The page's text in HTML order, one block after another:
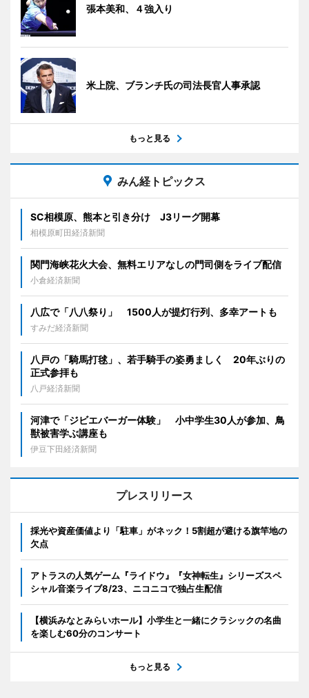
張本美和、４強入り
米上院、ブランチ氏の司法長官人事承認
もっと見る
みん経トピックス
SC相模原、熊本と引き分け J3リーグ開幕
相模原町田経済新聞
関門海峡花火大会、無料エリアなしの門司側をライブ配信
小倉経済新聞
八広で「八八祭り」 1500人が提灯行列、多幸アートも
すみだ経済新聞
八戸の「騎馬打毬」、若手騎手の姿勇ましく 20年ぶりの
正式参拝も
八戸経済新聞
河津で「ジビエバーガー体験」 小中学生30人が参加、鳥
獣被害学ぶ講座も
伊豆下田経済新聞
プレスリリース
採光や資産価値より「駐車」がネック！5割超が避ける旗竿地の
欠点
アトラスの人気ゲーム『ライドウ』『女神転生』シリーズスペ
シャル音楽ライブ8/23、ニコニコで独占生配信
【横浜みなとみらいホール】小学生と一緒にクラシックの名曲
を楽しむ60分のコンサート
もっと見る